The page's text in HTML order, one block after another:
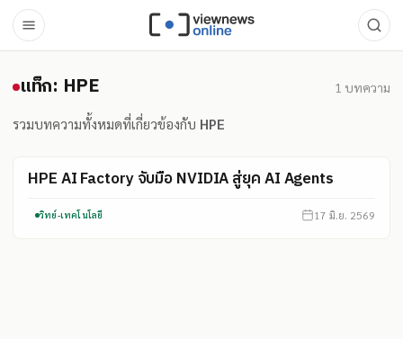
แท็ก: HPE
แท็ก: HPE 1 บทความ
รวมบทความทั้งหมดที่เกี่ยวข้องกับ HPE
HPE AI Factory จับมือ NVIDIA สู่ยุค AI Agents
วิทย์-เทคโนโลยี 17 มิ.ย. 2569